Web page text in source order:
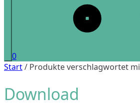
0
Start/ Produkte verschlagwortet
Download